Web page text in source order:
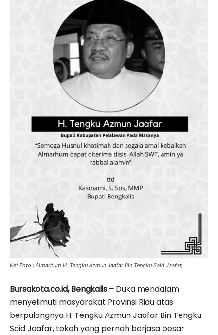
Ket Foto : Almarhum H. Tengku Azmun Jaafar Bin Tengku Said Jaafar,
Bursakota.co.id, Bengkalis – Duka mendalam
menyelimuti masyarakat Provinsi Riau atas
berpulangnya H. Tengku Azmun Jaafar Bin Tengku
Said Jaafar, tokoh yang pernah berjasa besar